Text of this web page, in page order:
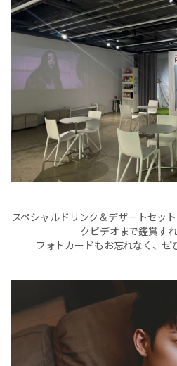
スペシャルドリンク＆デザートセッ
クビデオまで鑑賞す
フォトカードもお忘れなく、ぜ